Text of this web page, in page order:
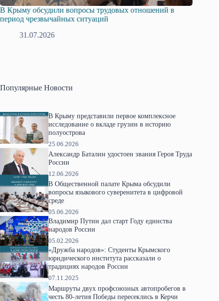
в
Русская община Крыма и Федерация независимых
профсоюзов Крыма укрепляют сотрудничество
28.07.2026
Популярные Новости
В Крыму представили первое комплексное
исследование о вкладе грузин в историю
полуострова
25.06.2026
Александр Баталин удостоен звания Героя Труда
России
12.06.2026
В Общественной палате Крыма обсудили
вопросы языкового суверенитета в цифровой
среде
05.06.2026
Владимир Путин дал старт Году единства
народов России
05.02.2026
«Дружба народов»: Студенты Крымского
юридического института рассказали о
традициях народов России
07.11.2025
Маршруты двух профсоюзных автопробегов в
честь 80-летия Победы пересеклись в Керчи